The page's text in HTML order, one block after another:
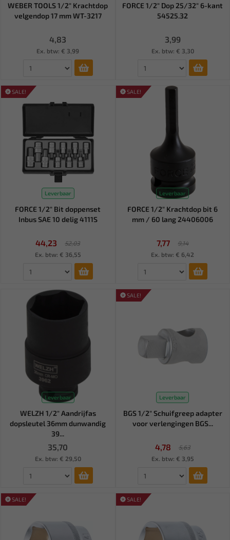
WEBER TOOLS 1/2" Krachtdop
velgendop 17 mm WT-3217
4,83
Ex. btw: € 3,99
FORCE 1/2" Dop 25/32" 6-kant
54525.32
3,99
Ex. btw: € 3,30
SALE!
Leverbaar
FORCE 1/2" Bit doppenset
Inbus SAE 10 delig 4111S
44,23
52,03
Ex. btw: € 36,55
SALE!
Leverbaar
FORCE 1/2" Krachtdop bit 6
mm / 60 lang 24406006
7,77
9,14
Ex. btw: € 6,42
Leverbaar
WELZH 1/2" Aandrijfas
dopsleutel 36mm dunwandig
39...
35,70
Ex. btw: € 29,50
SALE!
Leverbaar
BGS 1/2" Schuifgreep adapter
voor verlengingen BGS...
4,78
5,63
Ex. btw: € 3,95
SALE! SALE!